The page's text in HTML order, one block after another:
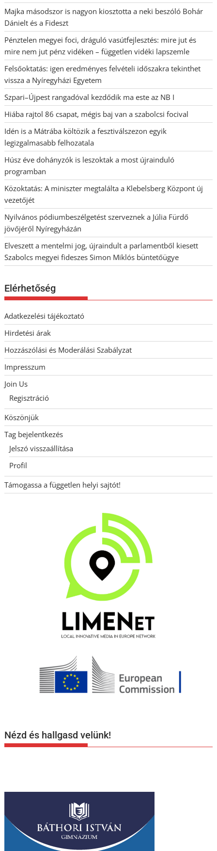
Majka másodszor is nagyon kiosztotta a neki beszóló Bohár
Dánielt és a Fideszt
Pénztelen megyei foci, dráguló vasútfejlesztés: mire jut és
mire nem jut pénz vidéken – független vidéki lapszemle
Felsőoktatás: igen eredményes felvételi időszakra tekinthet
vissza a Nyíregyházi Egyetem
Szpari–Újpest rangadóval kezdődik ma este az NB I
Hiába rajtol 86 csapat, mégis baj van a szabolcsi focival
Idén is a Mátrába költözik a fesztiválszezon egyik
legizgalmasabb felhozatala
Húsz éve dohányzók is leszoktak a most újrainduló
programban
Közoktatás: A miniszter megtalálta a Klebelsberg Központ új
vezetőjét
Nyilvános pódiumbeszélgetést szerveznek a Júlia Fürdő
jövőjéről Nyíregyházán
Elveszett a mentelmi jog, újraindult a parlamentből kiesett
Szabolcs megyei fideszes Simon Miklós büntetőügye
Elérhetőség
Adatkezelési tájékoztató
Hirdetési árak
Hozzászólási és Moderálási Szabályzat
Impresszum
Join Us
Regisztráció
Köszönjük
Tag bejelentkezés
Jelszó visszaállítása
Profil
Támogassa a független helyi sajtót!
Nézd és hallgasd velünk!